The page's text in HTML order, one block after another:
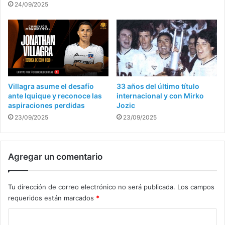
24/09/2025
Villagra asume el desafío
ante Iquique y reconoce las
aspiraciones perdidas
23/09/2025
33 años del último título
internacional y con Mirko
Jozic
23/09/2025
Agregar un comentario
Tu dirección de correo electrónico no será publicada. Los campos
requeridos están marcados *